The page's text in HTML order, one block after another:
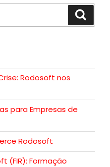
Rodosoft nos
para Empresas de
Rodosoft
(FIR): Formação